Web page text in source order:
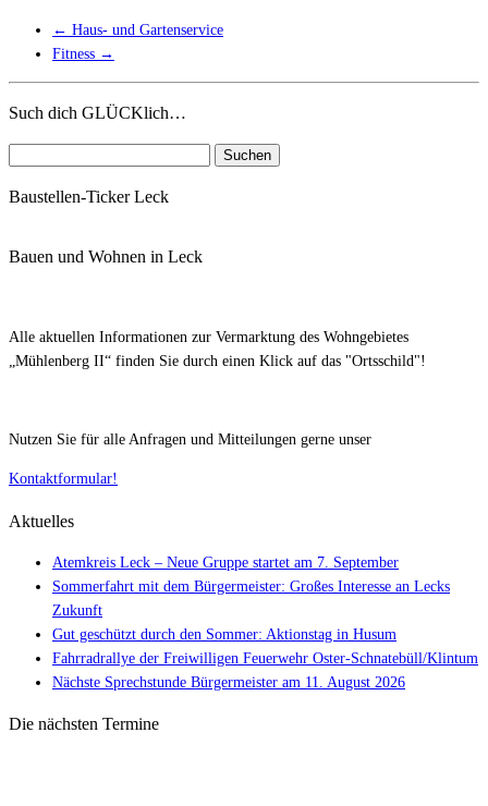
← Haus- und Gartenservice
Fitness →
Such dich GLÜCKlich…
Baustellen-Ticker Leck
Bauen und Wohnen in Leck
Alle aktuellen Informationen zur Vermarktung des Wohngebietes
„Mühlenberg II“ finden Sie durch einen Klick auf das "Ortsschild"!
Nutzen Sie für alle Anfragen und Mitteilungen gerne unser
Kontaktformular!
Aktuelles
Atemkreis Leck – Neue Gruppe startet am 7. September
Sommerfahrt mit dem Bürgermeister: Großes Interesse an Lecks
Zukunft
Gut geschützt durch den Sommer: Aktionstag in Husum
Fahrradrallye der Freiwilligen Feuerwehr Oster-Schnatebüll/Klintum
Nächste Sprechstunde Bürgermeister am 11. August 2026
Die nächsten Termine